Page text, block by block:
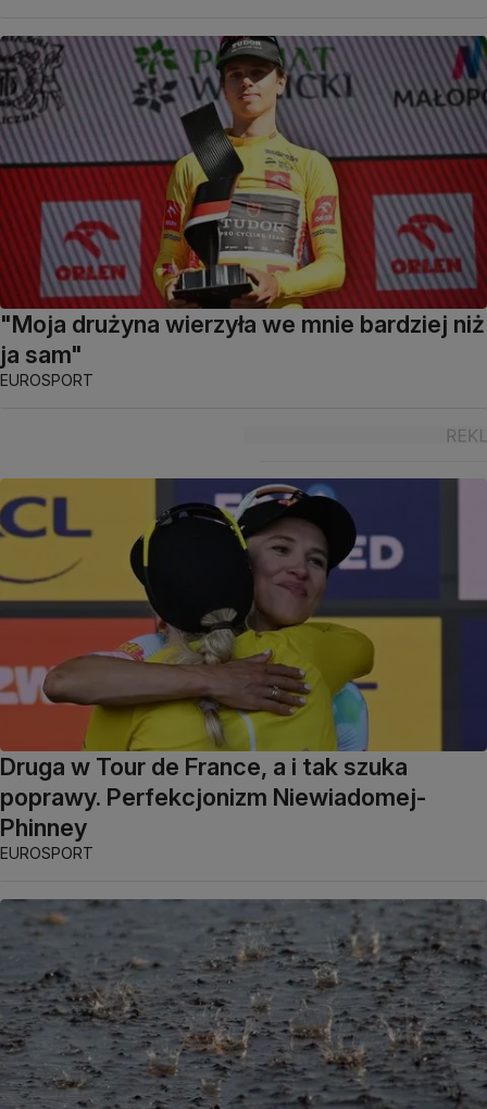
"Moja drużyna wierzyła we mnie bardziej niż
ja sam"
EUROSPORT
Druga w Tour de France, a i tak szuka
poprawy. Perfekcjonizm Niewiadomej-
Phinney
EUROSPORT